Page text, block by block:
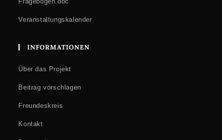
Veranstaltungskalender
INFORMATIONEN
Über das Projekt
Beitrag vorschlagen
Freundeskreis
Kontakt